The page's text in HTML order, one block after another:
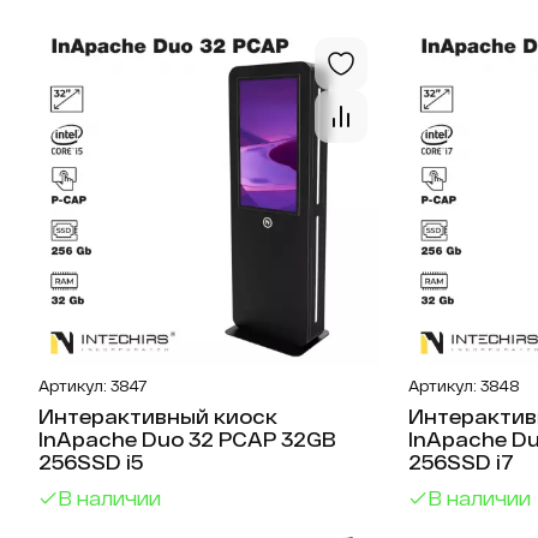
киоски
киоски
киоски
киоски
Список товаров Открыть
Артикул: 3847
Интерактивный киоск
InApache Duo 32 PCAP 32GB
256SSD i5
В наличии
Артикул: 3848
InApache
256SSD i7
В наличии